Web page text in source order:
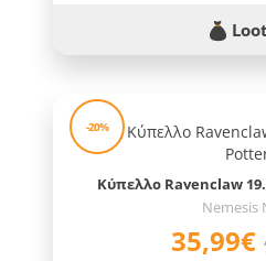
-20%
Κύπελλο Ravenclaw
Nemesis
35,99€